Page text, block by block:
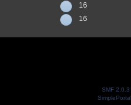
16
16
SMF 2.0.3